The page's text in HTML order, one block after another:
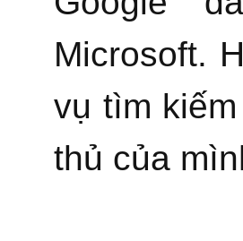
Microsoft.
vụ tìm
thủ của